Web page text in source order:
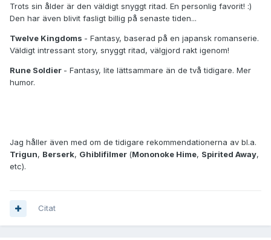
Trots sin ålder är den väldigt snyggt ritad. En personlig favorit! :)
Den har även blivit fasligt billig på senaste tiden...
Twelve Kingdoms - Fantasy, baserad på en japansk romanserie.
Väldigt intressant story, snyggt ritad, välgjord rakt igenom!
Rune Soldier - Fantasy, lite lättsammare än de två tidigare. Mer
humor.
Jag håller även med om de tidigare rekommendationerna av bl.a.
Trigun, Berserk, Ghiblifilmer (Mononoke Hime, Spirited Away,
etc).
Citat